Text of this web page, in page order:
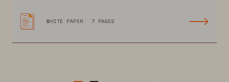
WHITE PAPER 7 PAGES